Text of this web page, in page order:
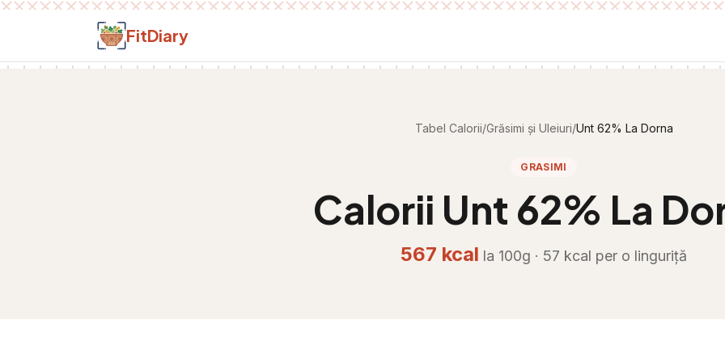
Salt la conținut
FitDiary
Tabel Calorii/Grăsimi și Uleiuri/Unt 62% La Dorna
GRASIMI
Calorii Unt 62% La
567 kcal la 100g · 57 kcal per o linguriță